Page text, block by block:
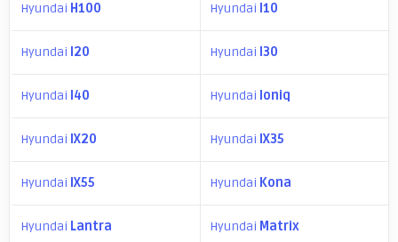
Hyundai H100 Hyundai I10
Hyundai I20 Hyundai I30
Hyundai I40 Hyundai Ioniq
Hyundai IX20 Hyundai IX35
Hyundai IX55 Hyundai Kona
Hyundai Lantra Hyundai Matrix